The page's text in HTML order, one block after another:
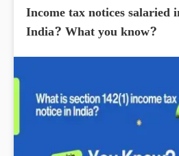
Income tax notices salaried
India? What you know?